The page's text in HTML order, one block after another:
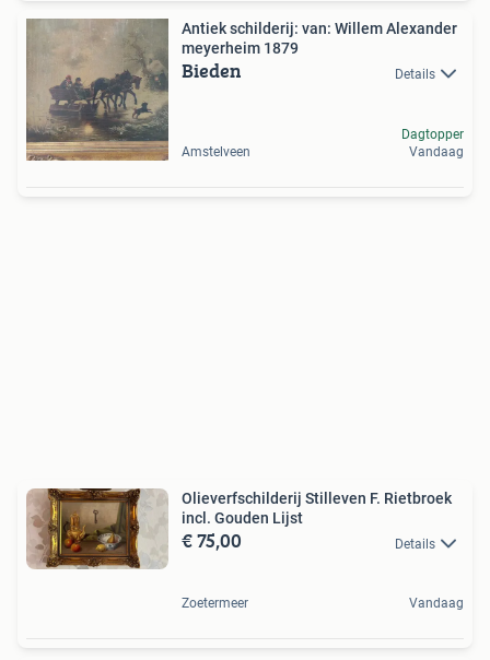
Antiek schilderij: van: Willem Alexander
meyerheim 1879
Bieden Details
Amstelveen
Dagtopper
Vandaag
Olieverfschilderij Stilleven F. Rietbroek
incl. Gouden Lijst
€ 75,00 Details
Zoetermeer Vandaag